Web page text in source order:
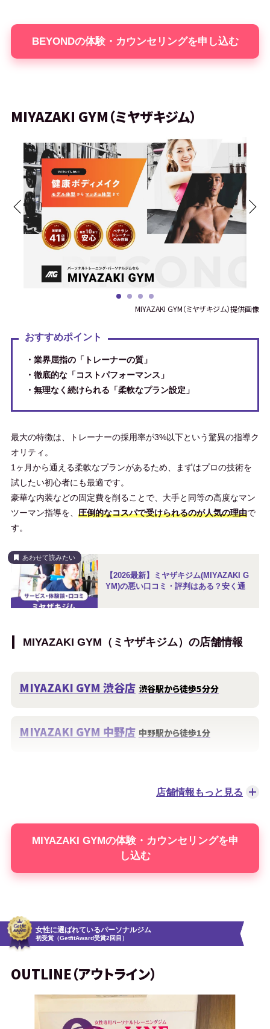
BEYOND 西小山店 西小山駅から徒歩1分
BEYOND 福山店 福山駅南口出口から徒歩4分
BEYOND 春日後楽園店 春日駅A6出口から徒歩1分
BEYOND 学芸大学店 学芸大学駅から徒歩1分
BEYOND 板橋店 板橋駅から徒歩1分
BEYOND 西宮店 西宮北口駅から徒歩5分
BEYOND 大門・浜松町店 大門駅から徒歩1分
BEYOND 国分寺店
BEYOND 池袋ANNEX店 東池袋駅から徒歩1分
徒歩1分
BEYOND 豊平店 豊平公園駅から徒歩4分
BEYOND 阿佐ヶ谷店 阿佐ヶ谷駅から徒歩5分
BEYOND 赤羽店
BEYOND 川口西口店
BEYOND ふじみ野店 ふじみ野駅から徒歩2分
BEYOND 大森海岸店 大森海岸駅から徒歩1分
BEYOND 松山店 松山市駅から徒歩3分
BEYOND 函館店 五稜郭公園前駅から徒歩10分
BEYOND 人形町店
BEYOND 守谷店 守谷駅から徒歩4分
BEYONDの体験・カウンセリングを申し込む
MIYAZAKI GYM（ミヤザキジム）
MIYAZAKI GYM（ミヤザキジム）提供画像
おすすめポイント
・業界屈指の「トレーナーの質」
・徹底的な「コストパフォーマンス」
・無理なく続けられる「柔軟なプラン設定」
最大の特徴は、トレーナーの採用率が3%以下という驚異の指導ク
オリティ。
1ヶ月から通える柔軟なプランがあるため、まずはプロの技術を
試したい初心者にも最適です。
豪華な内装などの固定費を削ることで、大手と同等の高度なマン
ツーマン指導を、 圧倒的なコスパで受けられるのが人気の理由で
す。
あわせて読みたい
【2026最新】ミヤザキジム(MIYAZAKI G
YM)の悪い口コミ・評判はある？安く通
MIYAZAKI GYM（ミヤザキジム）の店舗情報
MIYAZAKI GYM 渋谷店 渋谷駅から徒歩5分分
MIYAZAKI GYM 中野店 中野駅から徒歩1分
MIYAZAKI GYM 川崎店 京急川崎駅から徒歩4分
MIYAZAKI GYM 赤坂・乃木坂店
MIYAZAKI GYM 春日・後楽園店
MIYAZAKI GYM 飯田橋・九段下店 飯田橋駅から徒
店舗情報もっと見る
MIYAZAKI GYMの体験・カウンセリングを申
し込む
女性に選ばれているパーソナルジム
初受賞（GetfitAward受賞2回目）
OUTLINE（アウトライン）